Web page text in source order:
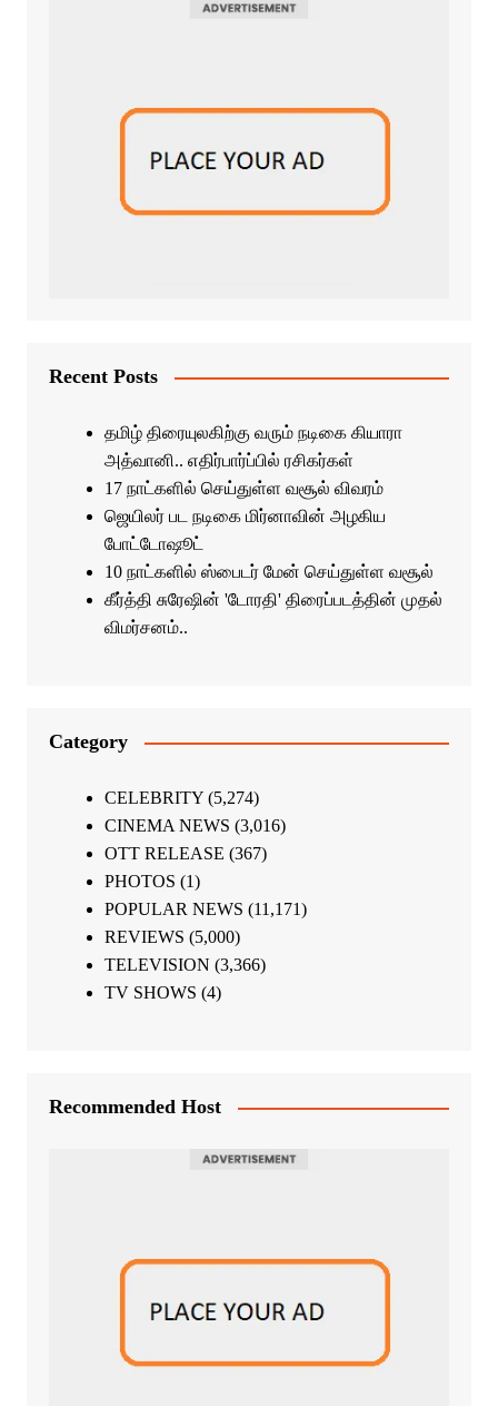
Recent Posts
தமிழ் திரையுலகிற்கு வரும் நடிகை கியாரா
அத்வானி.. எதிர்பார்ப்பில் ரசிகர்கள்
17 நாட்களில் செய்துள்ள வசூல் விவரம்
ஜெயிலர் பட நடிகை மிர்னாவின் அழகிய
போட்டோஷூட்
10 நாட்களில் ஸ்பைடர் மேன் செய்துள்ள வசூல்
கீர்த்தி சுரேஷின் 'டோரதி' திரைப்படத்தின் முதல்
விமர்சனம்..
Category
CELEBRITY(5,274)
CINEMA NEWS (3,016)
OTT RELEASE (367)
PHOTOS (1)
POPULAR NEWS (11,171)
REVIEWS (5,000)
TELEVISION (3,366)
TV SHOWS (4)
Recommended Host